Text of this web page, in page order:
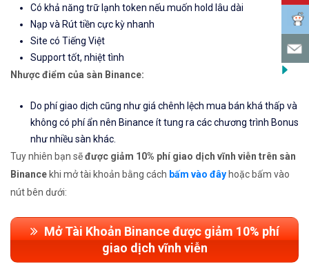
Có khả năng trữ lạnh token nếu muốn hold lâu dài
Nạp và Rút tiền cực kỳ nhanh
Site có Tiếng Việt
Support tốt, nhiệt tình
Nhược điểm của sàn Binance:
Do phí giao dịch cũng như giá chênh lệch mua bán khá thấp và
không có phí ẩn nên Binance ít tung ra các chương trình Bonus
như nhiều sàn khác.
Tuy nhiên bạn sẽđược giảm 10% phí giao dịch vĩnh viễn trên sàn
Binancekhi mở tài khoản bằng cách bấm vào đâyhoặc bấm vào
nút bên dưới:
Mở Tài Khoản Binance được giảm 10% phí
giao dịch vĩnh viễn